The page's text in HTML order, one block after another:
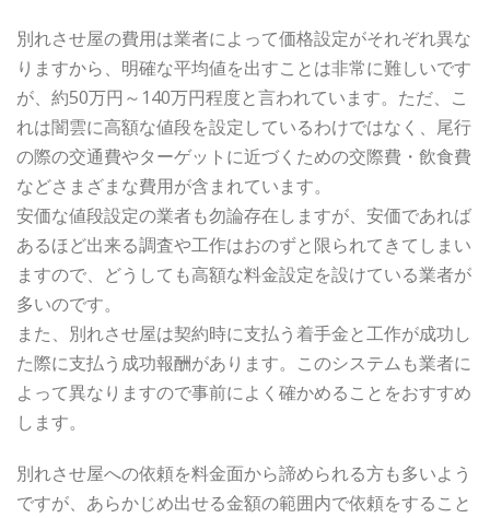
別れさせ屋の費用は業者によって価格設定がそれぞれ異な
りますから、明確な平均値を出すことは非常に難しいです
が、約50万円～140万円程度と言われています。ただ、こ
れは闇雲に高額な値段を設定しているわけではなく、尾行
の際の交通費やターゲットに近づくための交際費・飲食費
などさまざまな費用が含まれています。
安価な値段設定の業者も勿論存在しますが、安価であれば
あるほど出来る調査や工作はおのずと限られてきてしまい
ますので、どうしても高額な料金設定を設けている業者が
多いのです。
また、別れさせ屋は契約時に支払う着手金と工作が成功し
た際に支払う成功報酬があります。このシステムも業者に
よって異なりますので事前によく確かめることをおすすめ
します。
別れさせ屋への依頼を料金面から諦められる方も多いよう
ですが、あらかじめ出せる金額の範囲内で依頼をすること